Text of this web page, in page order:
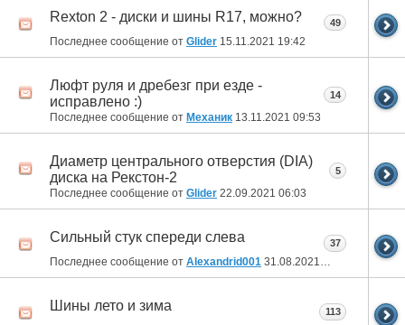
Rexton 2 - диски и шины R17, можно?
Последнее сообщение от Glider 15.11.2021 19:42
49
Люфт руля и дребезг при езде -
исправлено :)
Последнее сообщение от Механик 13.11.2021 09:53
14
Диаметр центрального отверстия (DIA)
диска на Рекстон-2
Последнее сообщение от Glider 22.09.2021 06:03
5
Сильный стук спереди слева
Последнее сообщение от Alexandrid001 31.08.2021 07:50
37
Шины лето и зима 113